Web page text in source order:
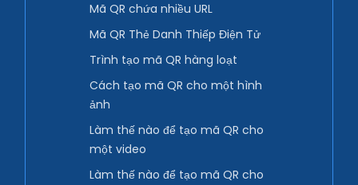
Mã QR chứa nhiều URL
Mã QR Thẻ Danh Thiếp Điện Tử
Trình tạo mã QR hàng loạt
Cách tạo mã QR cho một hình
ảnh
Làm thế nào để tạo mã QR cho
một video
Làm thế nào để tạo mã QR cho